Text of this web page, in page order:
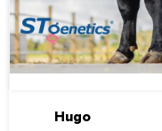
Hugo